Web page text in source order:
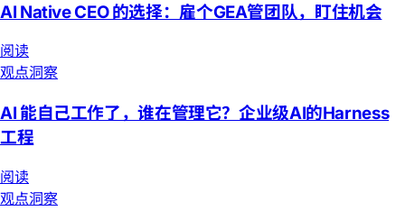
AI Native CEO 的选择：雇个GEA管团队，盯住机会
阅读
观点洞察
AI 能自己工作了，谁在管理它？企业级AI的Harness
工程
阅读
观点洞察